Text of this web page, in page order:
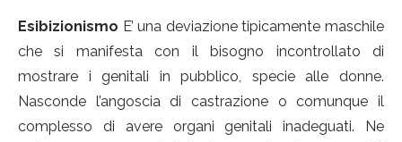
Esibizionismo E’ una deviazione tipicamente maschile
che si manifesta con il bisogno incontrollato di
mostrare i genitali in pubblico, specie alle donne.
Nasconde l’angoscia di castrazione o comunque il
complesso di avere organi genitali inadeguati. Ne